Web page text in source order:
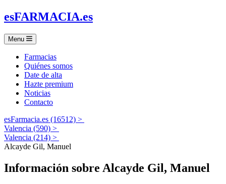
esFARMACIA.es
Menu
Farmacias
Quiénes somos
Date de alta
Hazte premium
Noticias
Contacto
esFarmacia.es (16512) >
Valencia (590) >
Valencia (214) >
Alcayde Gil, Manuel
Información sobre Alcayde Gil, Manuel